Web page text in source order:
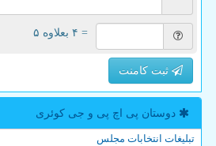
= ۴ بعلاوه ۵
ثبت کامنت
دوستان پی اچ پی و جی كوئری
تبلیغات انتخابات مجلس